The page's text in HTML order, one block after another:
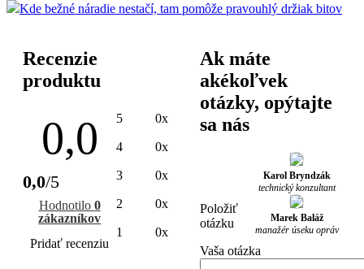
Kde bežné náradie nestačí, tam pomôže pravouhlý držiak bitov
Recenzie
produktu
0,0
0,0/5
Hodnotilo 0
zákazníkov
Pridať recenziu
5 0x
4 0x
3 0x
2 0x
1 0x
Ak máte
akékoľvek
otázky, opýtajte
sa nás
Karol Bryndzák
technický konzultant
Marek Baláž
manažér úseku opráv
Položiť
otázku
Vaša otázka